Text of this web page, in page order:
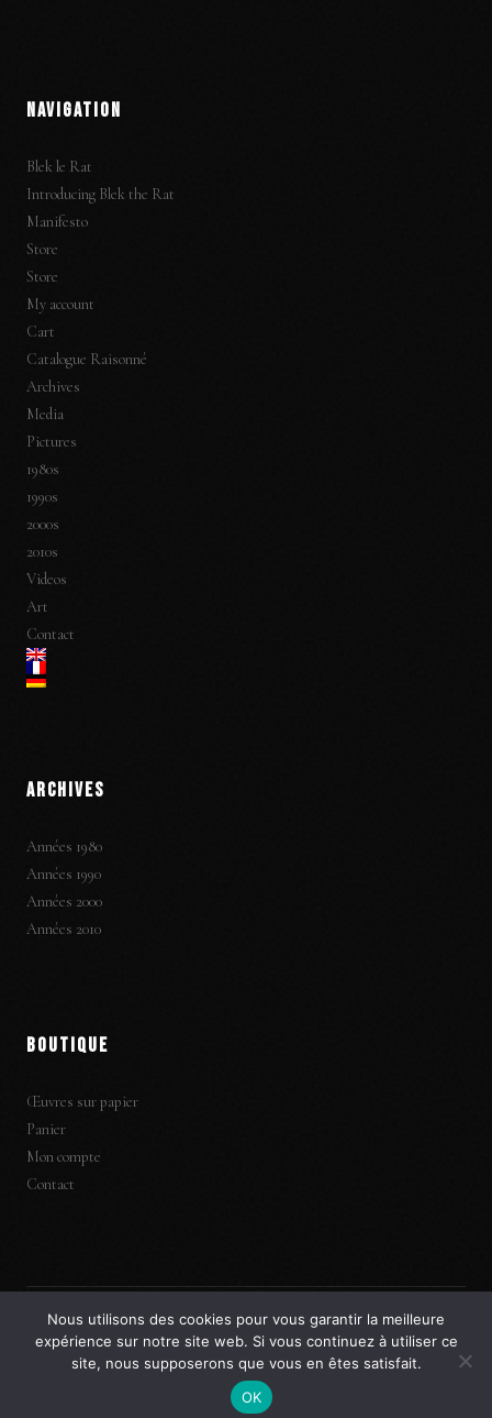
NAVIGATION
Blek le Rat
Introducing Blek the Rat
Manifesto
Store
Store
My account
Cart
Catalogue Raisonné
Archives
Media
Pictures
1980s
1990s
2000s
2010s
Videos
Art
Contact
ARCHIVES
Années 1980
Années 1990
Années 2000
Années 2010
BOUTIQUE
Œuvres sur papier
Panier
Mon compte
Contact
© 2026 Blek le Rat — Site Officiel. Tous droits réservés.
Mentions légalesPolitique de confidentialitéCGV
Nous utilisons des cookies pour vous garantir la meilleure
expérience sur notre site web. Si vous continuez à utiliser ce
site, nous supposerons que vous en êtes satisfait.
OK